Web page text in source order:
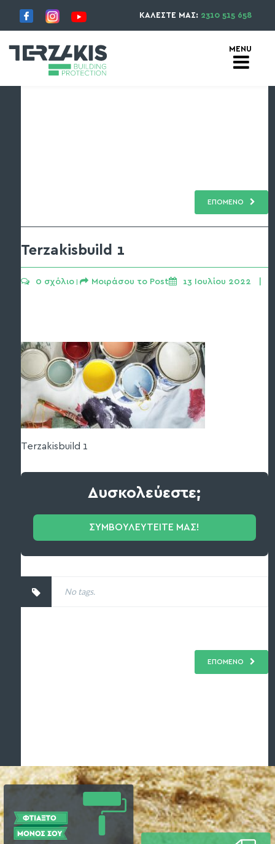
ΚΑΛΕΣΤΕ ΜΑΣ: 2310 515 658
ΕΠΟΜΕΝΟ
Terzakisbuild 1
0 σχόλιο | 13 Ιουλίου 2022   |
Μοιράσου το Post
Terzakisbuild 1
Δυσκολεύεστε;
ΣΥΜΒΟΥΛΕΥΤΕΙΤΕ ΜΑΣ!
No tags.
ΕΠΟΜΕΝΟ